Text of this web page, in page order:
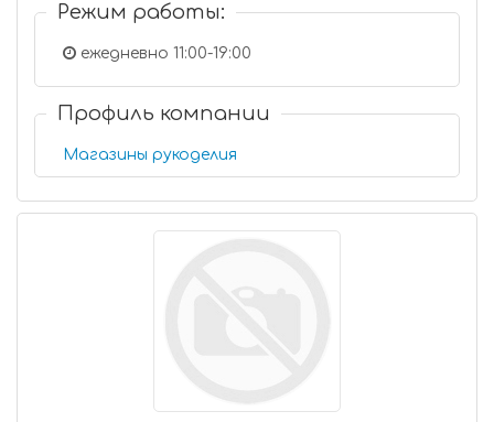
Режим работы:
ежедневно 11:00-19:00
Профиль компании
Магазины рукоделия